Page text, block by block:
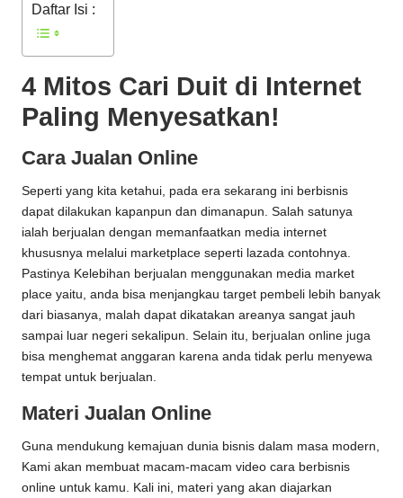
Daftar Isi :
4 Mitos Cari Duit di Internet
Paling Menyesatkan!
Cara Jualan Online
Seperti yang kita ketahui, pada era sekarang ini berbisnis
dapat dilakukan kapanpun dan dimanapun. Salah satunya
ialah berjualan dengan memanfaatkan media internet
khususnya melalui marketplace seperti lazada contohnya.
Pastinya Kelebihan berjualan menggunakan media market
place yaitu, anda bisa menjangkau target pembeli lebih banyak
dari biasanya, malah dapat dikatakan areanya sangat jauh
sampai luar negeri sekalipun. Selain itu, berjualan online juga
bisa menghemat anggaran karena anda tidak perlu menyewa
tempat untuk berjualan.
Materi Jualan Online
Guna mendukung kemajuan dunia bisnis dalam masa modern,
Kami akan membuat macam-macam video cara berbisnis
online untuk kamu. Kali ini, materi yang akan diajarkan